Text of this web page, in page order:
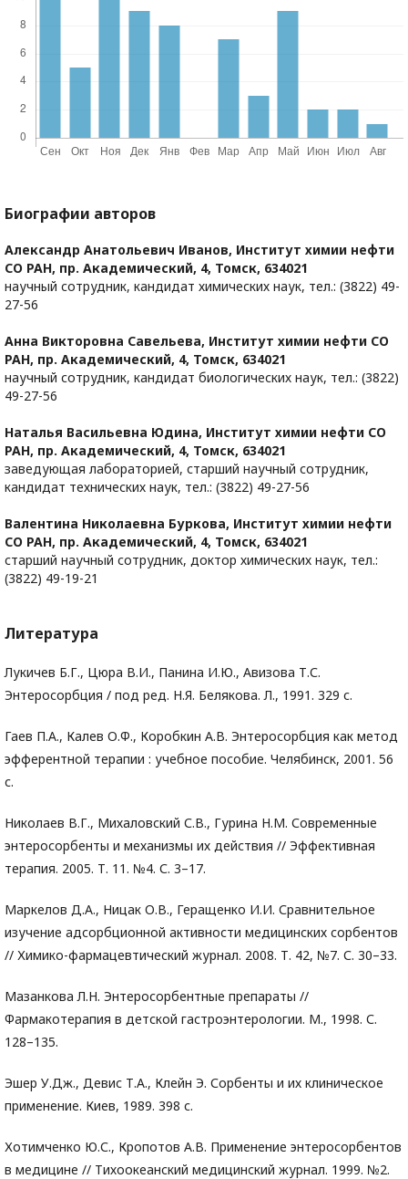
Биографии авторов
Александр Анатольевич Иванов, Институт химии нефти
СО РАН, пр. Академический, 4, Томск, 634021
научный сотрудник, кандидат химических наук, тел.: (3822) 49-
27-56
Анна Викторовна Савельева, Институт химии нефти СО
РАН, пр. Академический, 4, Томск, 634021
научный сотрудник, кандидат биологических наук, тел.: (3822)
49-27-56
Наталья Васильевна Юдина, Институт химии нефти СО
РАН, пр. Академический, 4, Томск, 634021
заведующая лабораторией, старший научный сотрудник,
кандидат технических наук, тел.: (3822) 49-27-56
Валентина Николаевна Буркова, Институт химии нефти
СО РАН, пр. Академический, 4, Томск, 634021
старший научный сотрудник, доктор химических наук, тел.:
(3822) 49-19-21
Литература
Лукичев Б.Г., Цюра В.И., Панина И.Ю., Авизова Т.С.
Энтеросорбция / под ред. Н.Я. Белякова. Л., 1991. 329 с.
Гаев П.А., Калев О.Ф., Коробкин А.В. Энтеросорбция как метод
эфферентной терапии : учебное пособие. Челябинск, 2001. 56
с.
Николаев В.Г., Михаловский С.В., Гурина Н.М. Современные
энтеросорбенты и механизмы их действия // Эффективная
терапия. 2005. Т. 11. №4. С. 3–17.
Маркелов Д.А., Ницак О.В., Геращенко И.И. Сравнительное
изучение адсорбционной активности медицинских сорбентов
// Химико-фармацевтический журнал. 2008. Т. 42, №7. С. 30–33.
Мазанкова Л.Н. Энтеросорбентные препараты //
Фармакотерапия в детской гастроэнтерологии. М., 1998. С.
128–135.
Эшер У.Дж., Девис Т.А., Клейн Э. Сорбенты и их клиническое
применение. Киев, 1989. 398 с.
Хотимченко Ю.С., Кропотов А.В. Применение энтеросорбентов
в медицине // Тихоокеанский медицинский журнал. 1999. №2.